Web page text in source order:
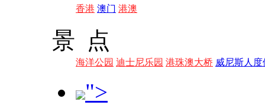
香港 澳门 港澳
景 点
海洋公园 迪士尼乐园 港珠澳大桥 威尼斯人度
">